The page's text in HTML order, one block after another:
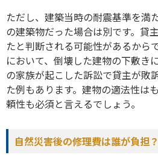
ただし、建築当時の耐震基準を満
の建築物だった場合は別です。貸
たと判断される可能性があるから
において、倒壊した建物の下敷き
の家族が起こした訴訟で貸主が敗
た例もあります。建物の適法性は
頼性も必須と言えるでしょう。
自然災害後の修理費は誰が負担？